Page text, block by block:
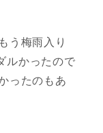
う梅雨入り
ルかったので
ったのもあ